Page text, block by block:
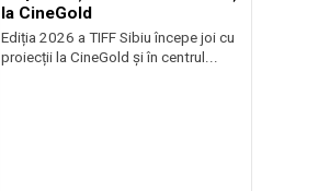
la CineGold
Ediția 2026 a TIFF Sibiu începe joi cu
proiecții la CineGold și în centrul...